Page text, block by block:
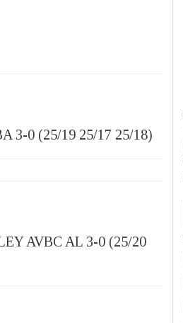
3-0 (25/19 25/17 25/18)
AVBC AL 3-0 (25/20